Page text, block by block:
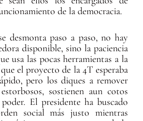
de la democracia.
desmonta paso a paso, no hay
disponible, sino la paciencia
usa las pocas herramientas a la
el proyecto de la 4T esperaba
pero los diques a remover
sostienen aun cotos
El presidente ha buscado
social más justo mientras